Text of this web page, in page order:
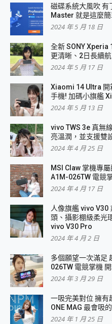
磁碟系統大風吹 有
Master 就是這麼簡
2024 年 5 月 18 日
全新 SONY Xperia
更清晰、2日長續
2024 年 5 月 17 日
Xiaomi 14 Ultra 開
手機! 加碼小旗艦
2024 年 5 月 13 日
vivo TWS 3e 真無
亮溫潤，並支援雙
2024 年 4 月 25 日
MSI Claw 掌機專
A1M-026TW 電競
2024 年 4 月 17 日
人像旗艦 vivo V30
頭、攝影棚級柔光
vivo V30 Pro
2024 年 4 月 2 日
多個願望一次滿足
026TW 電競掌機
2024 年 3 月 29 日
一吸完美對位 擁有
ONE MAG 最會吸
2024 年 1 月 25 日